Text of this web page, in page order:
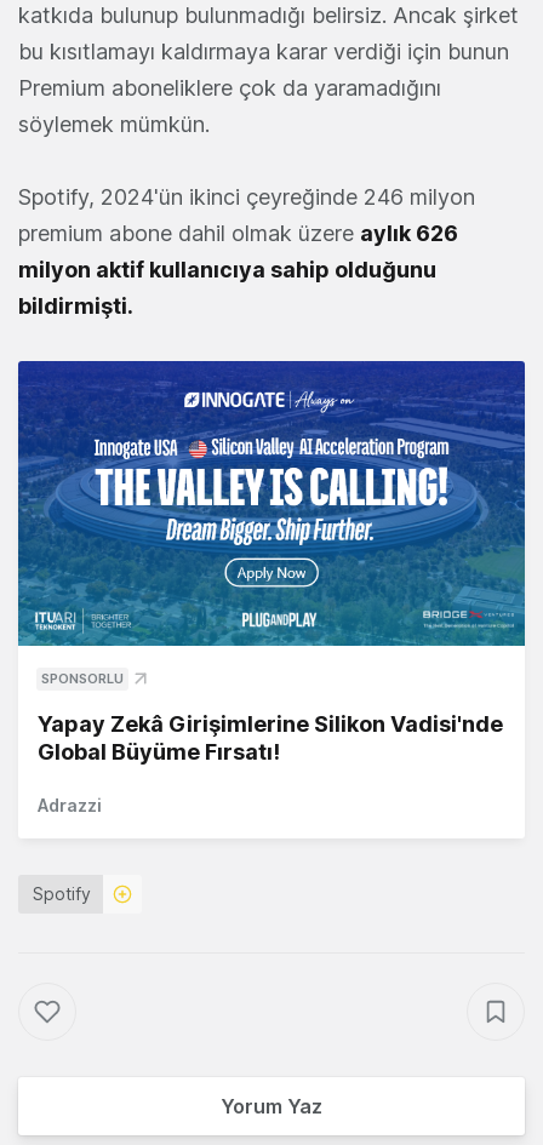
katkıda bulunup bulunmadığı belirsiz. Ancak şirket
bu kısıtlamayı kaldırmaya karar verdiği için bunun
Premium aboneliklere çok da yaramadığını
söylemek mümkün.
Spotify, 2024'ün ikinci çeyreğinde 246 milyon
premium abone dahil olmak üzere aylık 626
milyon aktif kullanıcıya sahip olduğunu
bildirmişti.
SPONSORLU
Yapay Zekâ Girişimlerine Silikon Vadisi'nde
Global Büyüme Fırsatı!
Adrazzi
Spotify
Yorum Yaz